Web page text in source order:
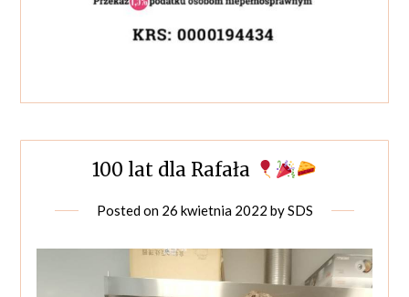
100 lat dla Rafała
Posted on 26 kwietnia 2022 bySDS